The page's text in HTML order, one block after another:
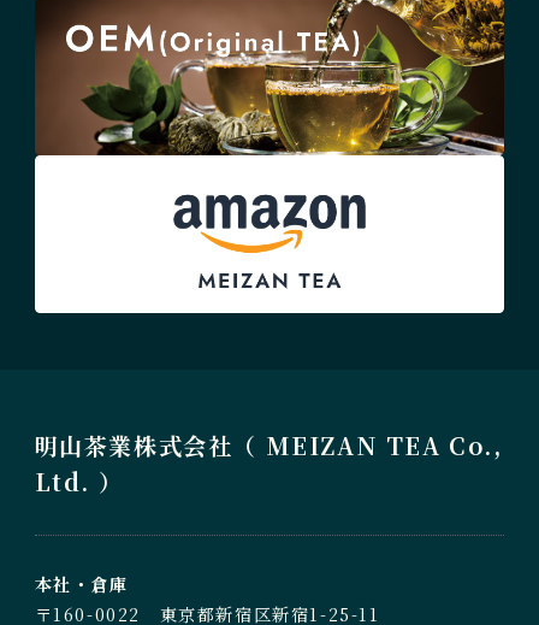
明山茶業株式会社（ MEIZAN TEA Co.,
Ltd. ）
本社・倉庫
〒160-0022 東京都新宿区新宿1-25-11